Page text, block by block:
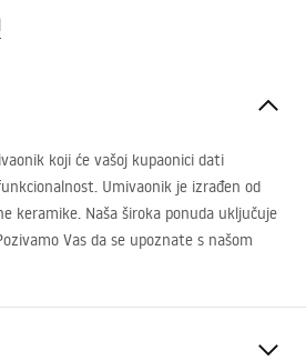
koji će vašoj kupaonici dati
Umivaonik je izrađen od
keramike. Naša široka ponuda uključuje
Vas da se upoznate s našom